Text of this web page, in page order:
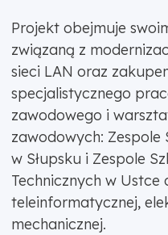
Projekt obejmuje
związaną z
sieci LAN oraz
specjalistycznego
zawodowego i
zawodowych: Zespole
w Słupsku i Zespole
Technicznych w
teleinformatycznej,
mechanicznej.